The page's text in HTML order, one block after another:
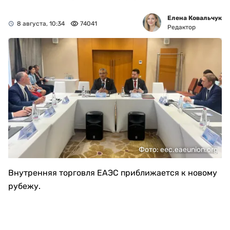
8 августа, 10:34 74041
Елена Ковальчук
Редактор
Фото: eec.eaeunion.org
Внутренняя торговля ЕАЭС приближается к новому
рубежу.